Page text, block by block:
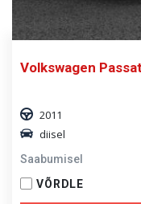
Volkswagen Passat
2011
diisel
Saabumisel
VÕRDLE